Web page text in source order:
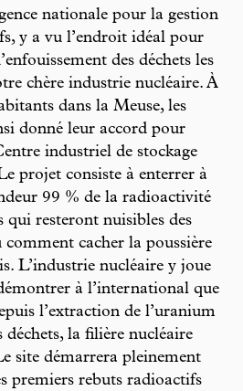
nationale pour la gestion
y a vu l’endroit idéal pour
des déchets les
chère industrie nucléaire. À
dans la Meuse, les
donné leur accord pour
industriel de stockage
projet consiste à enterrer à
99 % de la radioactivité
qui resteront nuisibles des
comment cacher la poussière
L’industrie nucléaire y joue
à l’international que
l’extraction de l’uranium
déchets, la filière nucléaire
site démarrera pleinement
premiers rebuts radioactifs